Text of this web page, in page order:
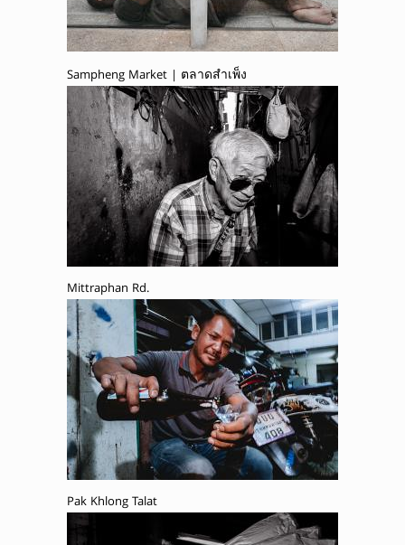
Sampheng Market | ตลาดสำเพ็ง
Mittraphan Rd.
Pak Khlong Talat